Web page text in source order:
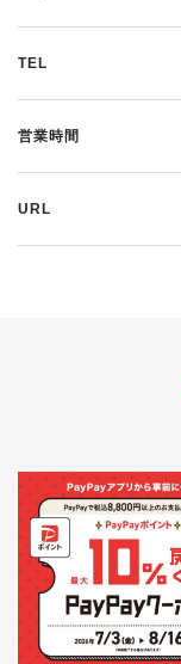
TEL
営業時間
URL